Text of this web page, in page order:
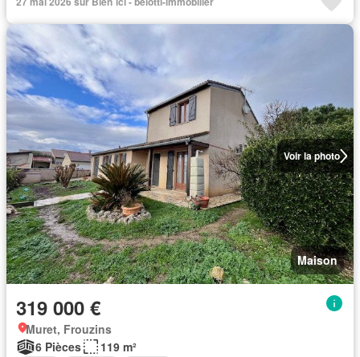
Voir la photo
Maison
319 000 €
Muret, Frouzins
6 Pièces
119 m²